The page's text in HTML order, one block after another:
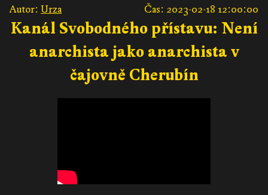
Autor: Urza Čas: 2023-02-18 12:00:00
Kanál Svobodného přístavu: Není
anarchista jako anarchista v
čajovně Cherubín